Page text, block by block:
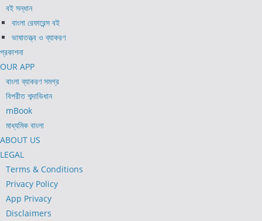
বই সন্ধান
বাংলা রেফারেন্স বই
ভাষাতত্ত্ব ও ব্যাকরণ
প্রকাশনা
OUR APP
বাংলা ব্যাকরণ সমগ্র
বিপরীত শব্দাভিধান
mBook
মাধ্যমিক বাংলা
ABOUT US
LEGAL
Terms & Conditions
Privacy Policy
App Privacy
Disclaimers